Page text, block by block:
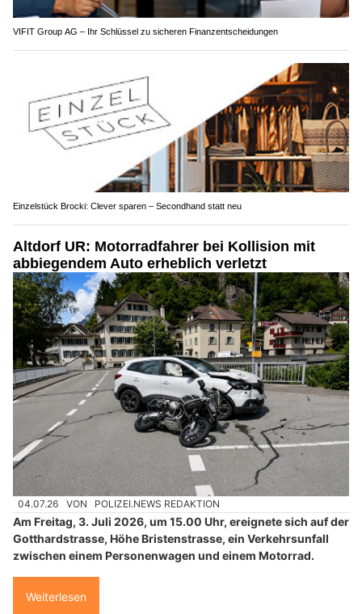
VIFIT Group AG – Ihr Schlüssel zu sicheren Finanzentscheidungen
Einzelstück Brocki: Clever sparen – Secondhand statt neu
Altdorf UR: Motorradfahrer bei Kollision mit
abbiegendem Auto erheblich verletzt
04.07.26 VON POLIZEI.NEWS REDAKTION
Am Freitag, 3. Juli 2026, um 15.00 Uhr, ereignete sich auf der
Gotthardstrasse, Höhe Bristenstrasse, ein Verkehrsunfall
zwischen einem Personenwagen und einem Motorrad.
Weiterlesen